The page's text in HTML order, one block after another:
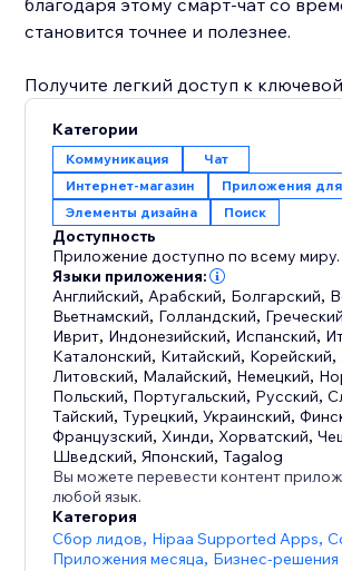
благодаря этому смарт-чат со
становится точнее и полезнее.
Получите легкий доступ к
посетителях вашего сайта и
взаимодействие с ними для
конверсии. Смарт-чат также
переписки, чтобы предоставить
статистику о том, что ищут ваши
можете улучшить свой бизнес.
Ранее известный как Wix ИИ-чат,
обновлен и включает живой чат. Он
чтобы заменить старый Wix Чат
унифицированным решением.
Категории
Коммуникация
Чат
Интернет-магазин
Приложения
Элементы дизайна
Поиск
Доступность
Приложение доступно по всему миру.
Языки приложения:
Английский, Арабский, Болгарский,
Вьетнамский, Голландский, Греческий
Иврит, Индонезийский, Испанский,
Каталонский, Китайский, Корейский,
Литовский, Малайский, Немецкий,
Польский, Португальский, Русский,
Тайский,Турецкий,Украинский,
Французский, Хинди, Хорватский,
Шведский,Японский,Tagalog
Вы можете перевести контент
любой язык.
Категория
Сбор лидов, Hipaa Supported Apps,
Приложения месяца, Бизнес-решения